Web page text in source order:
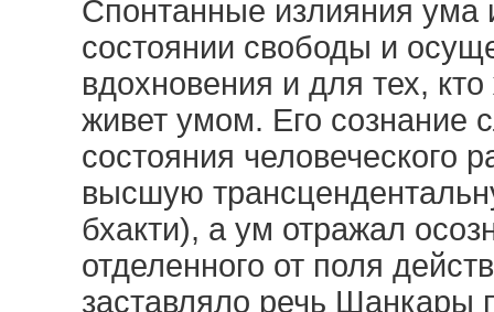
Спонтанные излияния
состоянии свободы и
вдохновения и для тех,
живет умом. Его сознание
состояния человеческого
высшую
бхакти), а ум отражал
отделенного от поля
заставляло речь Шанкары